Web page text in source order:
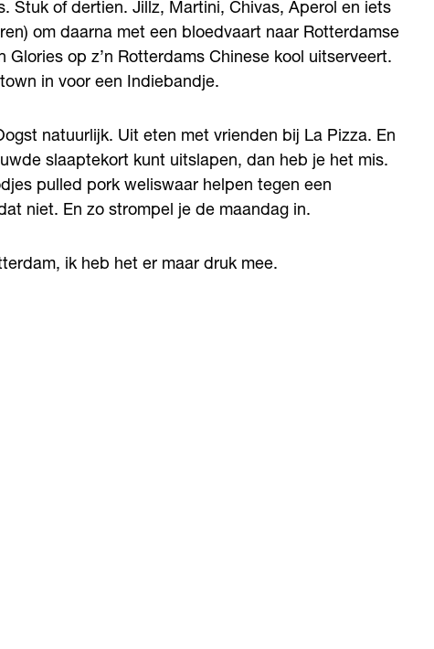
Stuk of dertien. Jillz, Martini, Chivas, Aperol en iets
om daarna met een bloedvaart naar Rotterdamse
op z’n Rotterdams Chinese kool uitserveert.
in voor een Indiebandje.
natuurlijk. Uit eten met vrienden bij La Pizza. En
slaaptekort kunt uitslapen, dan heb je het mis.
pulled pork weliswaar helpen tegen een
niet. En zo strompel je de maandag in.
ik heb het er maar druk mee.